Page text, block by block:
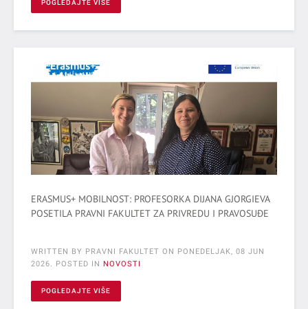
POGLEDAJTE VIŠE
ERASMUS+ MOBILNOST: PROFESORKA DIJANA GJORGIEVA
POSETILA PRAVNI FAKULTET ZA PRIVREDU I PRAVOSUĐE
WRITTEN BY PRAVNI FAKULTET ON PONEDELJAK, 08 JUN
2026. POSTED IN NOVOSTI
POGLEDAJTE VIŠE